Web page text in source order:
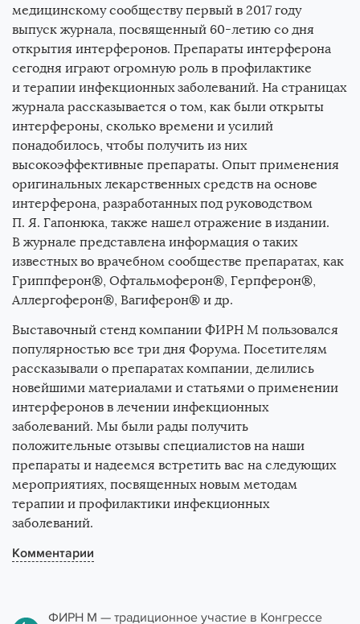
медицинскому сообществу первый в 2017 году
выпуск журнала, посвященный 60-летию со дня
открытия интерферонов. Препараты интерферона
сегодня играют огромную роль в профилактике
и терапии инфекционных заболеваний. На страницах
журнала рассказывается о том, как были открыты
интерфероны, сколько времени и усилий
понадобилось, чтобы получить из них
высокоэффективные препараты. Опыт применения
оригинальных лекарственных средств на основе
интерферона, разработанных под руководством
П. Я. Гапонюка, также нашел отражение в издании.
В журнале представлена информация о таких
известных во врачебном сообществе препаратах, как
Гриппферон®, Офтальмоферон®, Герпферон®,
Аллергоферон®, Вагиферон® и др.
Выставочный стенд компании ФИРН М пользовался
популярностью все три дня Форума. Посетителям
рассказывали о препаратах компании, делились
новейшими материалами и статьями о применении
интерферонов в лечении инфекционных
заболеваний. Мы были рады получить
положительные отзывы специалистов на наши
препараты и надеемся встретить вас на следующих
мероприятиях, посвященных новым методам
терапии и профилактики инфекционных
заболеваний.
Комментарии
ФИРН М — традиционное участие в Конгрессе